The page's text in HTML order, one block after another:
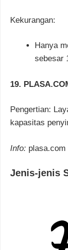
Kekurangan:
Hanya
sebesar
19.
Pengertian:
kapasitas
Info: plasa.com
Jenis-jenis